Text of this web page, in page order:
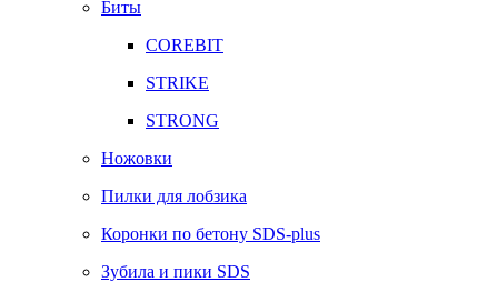
Биты
COREBIT
STRIKE
STRONG
Ножовки
Пилки для лобзика
Коронки по бетону SDS-plus
Зубила и пики SDS